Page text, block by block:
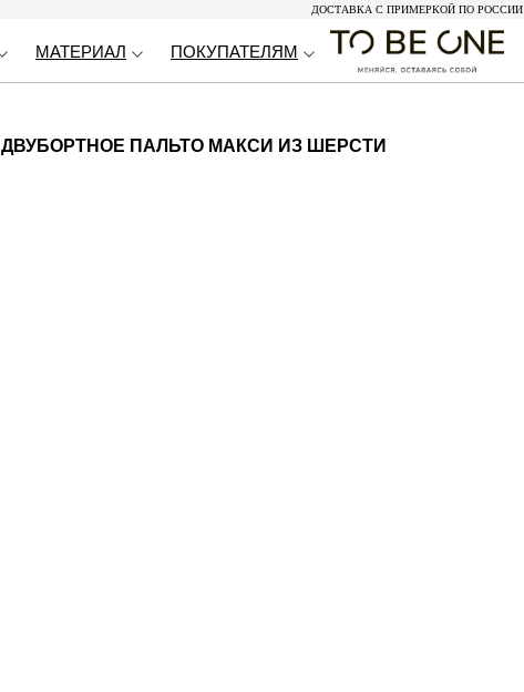
ПОКУПАТЕЛЯМ
МАТЕРИАЛ
ДОСТАВКА С ПРИМЕРКОЙ ПО РОССИИ
ПОКУПАТЕЛЯМ
МАТЕРИАЛ
ДОСТАВКА С ПРИМЕРКОЙ ПО РОССИИ
ДВУБОРТНОЕ ПАЛЬТО МАКСИ ИЗ ШЕРСТИ